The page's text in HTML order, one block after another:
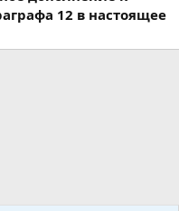
12 в настоящее